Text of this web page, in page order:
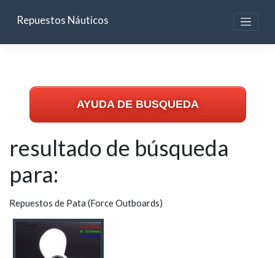
contentRepuestos Náuticos
AYUDA DE BUSQUEDA
resultado de búsqueda
para:
Repuestos de Pata (Force Outboards)